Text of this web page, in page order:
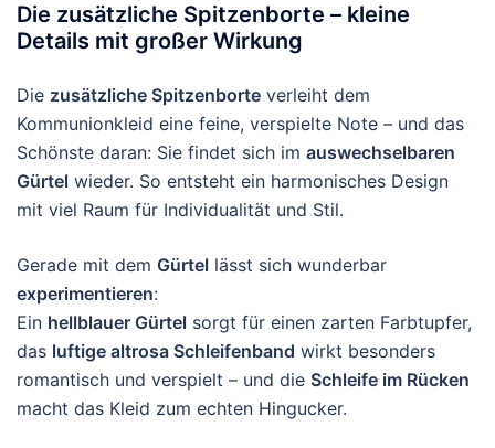
Die zusätzliche Spitzenborte – kleine
Details mit großer Wirkung
Die zusätzliche Spitzenborte verleiht dem
Kommunionkleid eine feine, verspielte Note – und das
Schönste daran: Sie findet sich im auswechselbaren
Gürtel wieder. So entsteht ein harmonisches Design
mit viel Raum für Individualität und Stil.
Gerade mit dem Gürtel lässt sich wunderbar
experimentieren:
Ein hellblauer Gürtel sorgt für einen zarten Farbtupfer,
das luftige altrosa Schleifenband wirkt besonders
romantisch und verspielt – und die Schleife im Rücken
macht das Kleid zum echten Hingucker.